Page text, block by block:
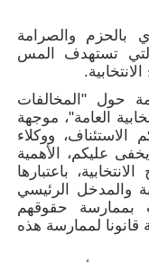
بالحزم والصرامة
التي تستهدف المس
حول "المخالفات
العامة"، موجهة
الاستئناف، ووكلاء
يخفى عليكم، الأهمية
باعتبارها
والمدخل الرئيسي
بممارسة حقوقهم
قانونا لممارسة هذه